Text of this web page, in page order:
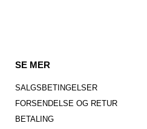
SE MER
SALGSBETINGELSER
FORSENDELSE OG RETUR
BETALING